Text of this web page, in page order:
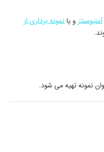
آمنیوسنتز و یانمونه برداری از
نمونه تهیه می شود.